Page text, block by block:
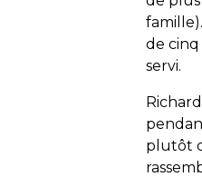
de cinq
servi.
plutôt